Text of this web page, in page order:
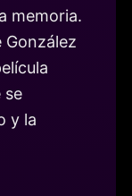
memoria.
González
se
y la